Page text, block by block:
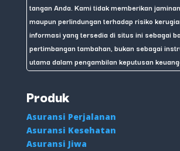
tangan Anda. Kami tidak memberikan
maupun perlindungan terhadap risiko
informasi yang tersedia di situs ini sebagai
pertimbangan tambahan, bukan sebagai
utama dalam pengambilan keputusan
Produk
Asuransi Perjalanan
Asuransi Kesehatan
Asuransi Jiwa